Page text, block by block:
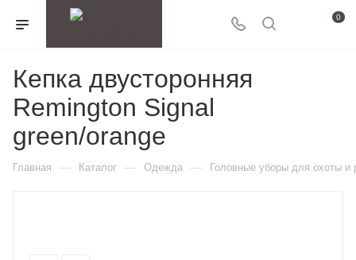
0
Кепка двусторонняя
Remington Signal
green/orange
Главная — Каталог — Одежда — Головные уборы для охоты и